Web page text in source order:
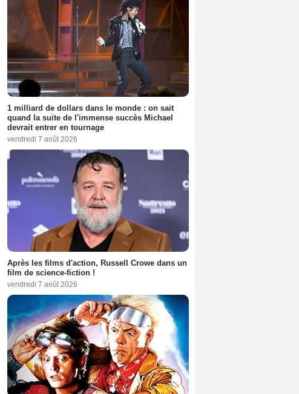
1 milliard de dollars dans le monde : on sait
quand la suite de l'immense succès Michael
devrait entrer en tournage
vendredi 7 août 2026
Après les films d'action, Russell Crowe dans un
film de science-fiction !
vendredi 7 août 2026